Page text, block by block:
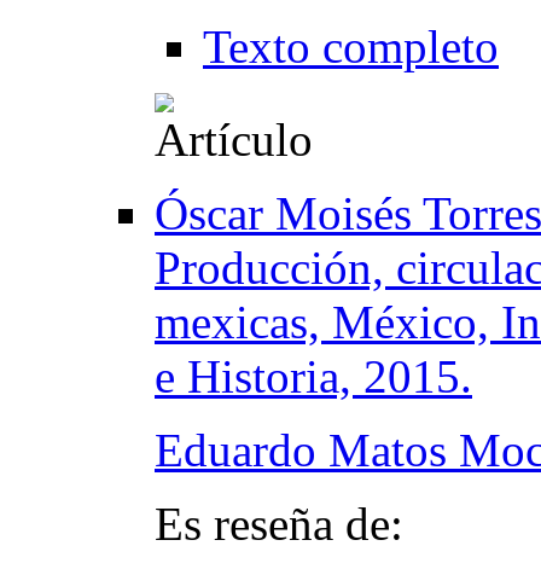
Texto completo
Óscar Moisés
Producción,
mexicas, México,
e Historia, 2015.
Eduardo Matos
Es reseña de: